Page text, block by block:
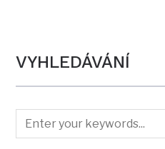
VYHLEDÁVÁNÍ